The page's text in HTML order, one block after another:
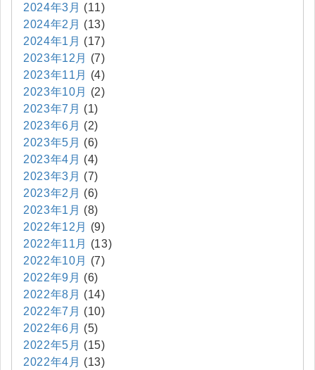
2024年3月 (11)
2024年2月 (13)
2024年1月 (17)
2023年12月
(7)
2023年11月
(4)
2023年10月
(2)
2023年7月 (1)
2023年6月 (2)
2023年5月 (6)
2023年4月 (4)
2023年3月 (7)
2023年2月 (6)
2023年1月 (8)
2022年12月
(9)
2022年11月
(13)
2022年10月
(7)
2022年9月 (6)
2022年8月 (14)
2022年7月 (10)
2022年6月 (5)
2022年5月 (15)
2022年4月 (13)